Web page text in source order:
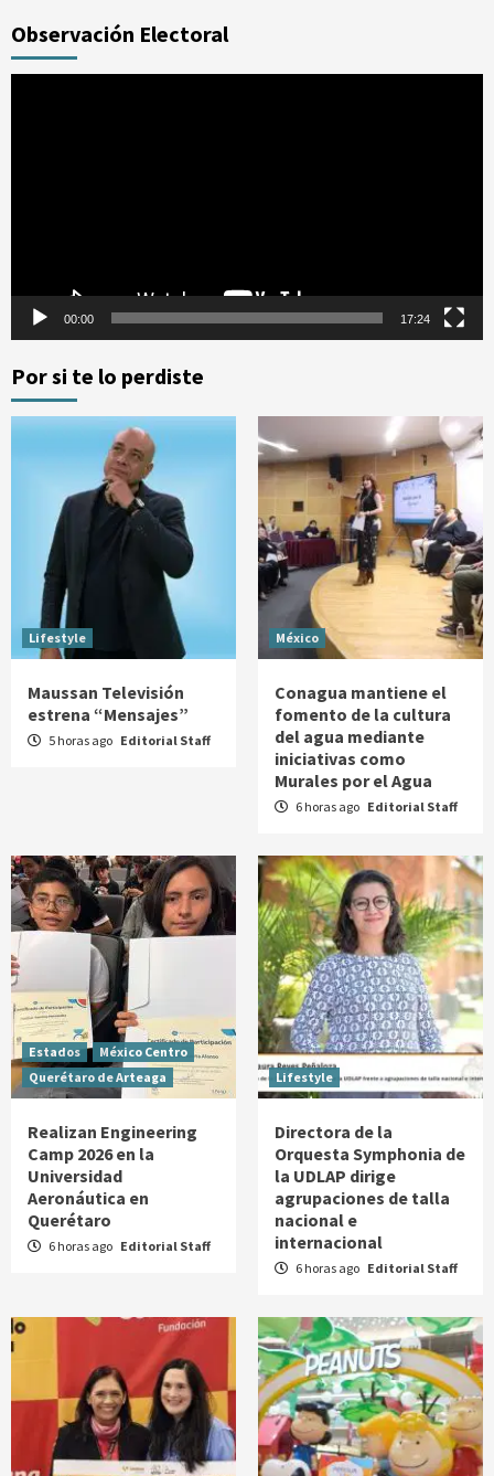
Observación Electoral
00:00 17:24
Por si te lo perdiste
Lifestyle
Maussan Televisión
estrena “Mensajes”
5 horas ago Editorial Staff
México
Conagua mantiene el
fomento de la cultura
del agua mediante
iniciativas como
Murales por el Agua
6 horas ago Editorial Staff
Estados
México Centro
Querétaro de Arteaga
Realizan Engineering
Camp 2026 en la
Universidad
Aeronáutica en
Querétaro
6 horas ago Editorial Staff
Lifestyle
Directora de la
Orquesta Symphonia de
la UDLAP dirige
agrupaciones de talla
nacional e
internacional
6 horas ago Editorial Staff